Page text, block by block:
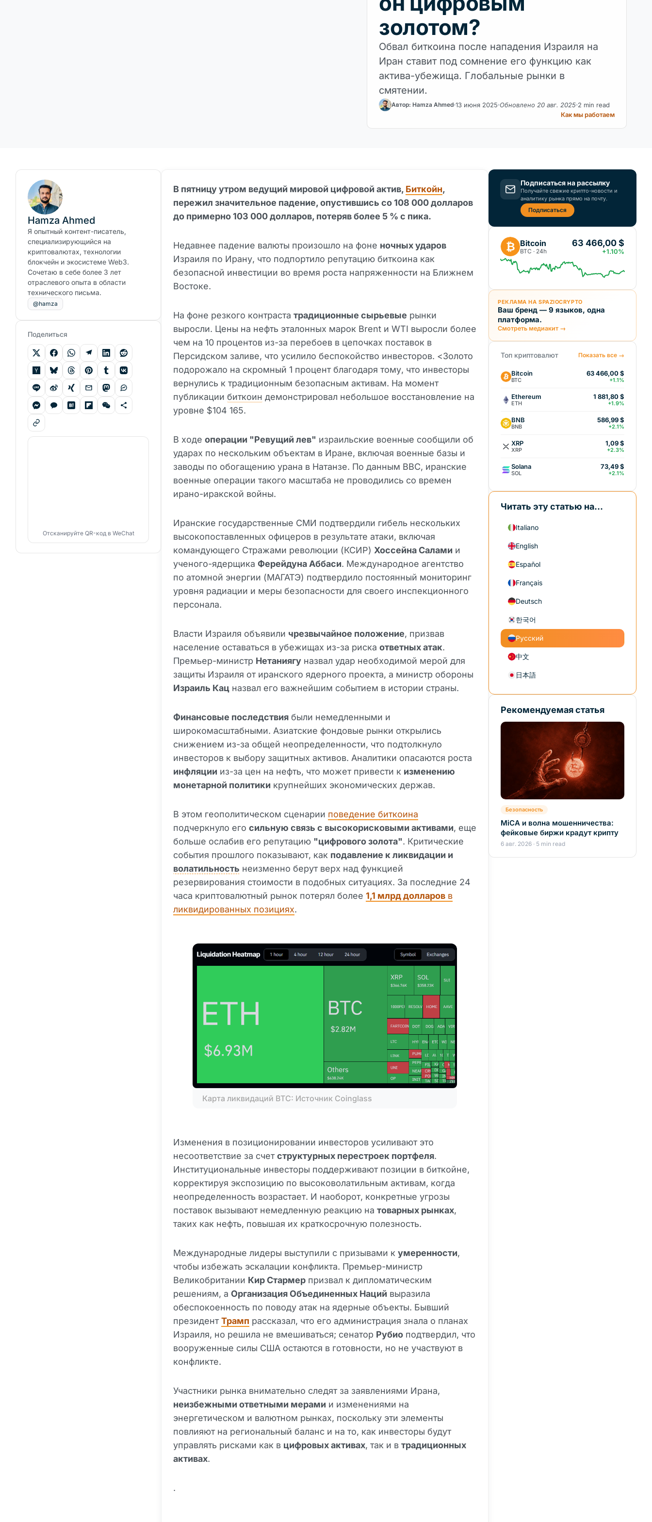
золотом?
Обвал биткоина после нападения Израиля на
Иран ставит под сомнение его функцию как
актива-убежища. Глобальные рынки в
смятении.
Автор: Hamza Ahmed 13 июня 2025 Обновлено 20 авг. 2025 2 min read
Как мы работаем
В пятницу утром ведущий мировой цифровой актив, Биткойн,
пережил значительное падение, опустившись со 108 000 долларов
до примерно 103 000 долларов, потеряв более 5 % с пика.
Недавнее падение валюты произошло на фоне ночных ударов
Израиля по Ирану, что подпортило репутацию биткоина как
безопасной инвестиции во время роста напряженности на Ближнем
Востоке.
На фоне резкого контраста традиционные сырьевые рынки
выросли. Цены на нефть эталонных марок Brent и WTI выросли более
чем на 10 процентов из-за перебоев в цепочках поставок в
Персидском заливе, что усилило беспокойство инвесторов. <Золото
подорожало на скромный 1 процент благодаря тому, что инвесторы
вернулись к традиционным безопасным активам. На момент
публикации биткоин демонстрировал небольшое восстановление на
уровне $104 165.
В ходе операции "Ревущий лев" израильские военные сообщили об
ударах по нескольким объектам в Иране, включая военные базы и
заводы по обогащению урана в Натанзе. По данным BBC, иранские
военные операции такого масштаба не проводились со времен
ирано-иракской войны.
Иранские государственные СМИ подтвердили гибель нескольких
высокопоставленных офицеров в результате атаки, включая
командующего Стражами революции (КСИР) Хоссейна Салами и
ученого-ядерщика Ферейдуна Аббаси. Международное агентство
по атомной энергии (МАГАТЭ) подтвердило постоянный мониторинг
уровня радиации и меры безопасности для своего инспекционного
персонала.
Власти Израиля объявили чрезвычайное положение, призвав
население оставаться в убежищах из-за риска ответных атак.
Премьер-министр Нетаниягу назвал удар необходимой мерой для
защиты Израиля от иранского ядерного проекта, а министр обороны
Израиль Кац назвал его важнейшим событием в истории страны.
Финансовые последствия были немедленными и
широкомасштабными. Азиатские фондовые рынки открылись
снижением из-за общей неопределенности, что подтолкнуло
инвесторов к выбору защитных активов. Аналитики опасаются роста
инфляции из-за цен на нефть, что может привести к изменению
монетарной политики крупнейших экономических держав.
В этом геополитическом сценарии поведение биткоина
подчеркнуло его сильную связь с высокорисковыми активами, еще
больше ослабив его репутацию "цифрового золота". Критические
события прошлого показывают, как подавление к ликвидации и
волатильность неизменно берут верх над функцией
резервирования стоимости в подобных ситуациях. За последние 24
часа криптовалютный рынок потерял более 1,1 млрд долларов в
ликвидированных позициях.
Карта ликвидаций BTC: Источник Coinglass
Изменения в позиционировании инвесторов усиливают это
несоответствие за счетструктурных перестроек портфеля.
Институциональные инвесторы поддерживают позиции в биткойне,
корректируя экспозицию по высоковолатильным активам, когда
неопределенность возрастает. И наоборот, конкретные угрозы
поставок вызывают немедленную реакцию на товарных рынках,
таких как нефть, повышая их краткосрочную полезность.
Международные лидеры выступили с призывами к умеренности,
чтобы избежать эскалации конфликта. Премьер-министр
Великобритании Кир Стармер призвал к дипломатическим
решениям, а Организация Объединенных Наций выразила
обеспокоенность по поводу атак на ядерные объекты. Бывший
президентТрамп рассказал, что его администрация знала о планах
Израиля, но решила не вмешиваться; сенатор Рубио подтвердил, что
вооруженные силы США остаются в готовности, но не участвуют в
конфликте.
Участники рынка внимательно следят за заявлениями Ирана,
неизбежными ответными мерами и изменениями на
энергетическом и валютном рынках, поскольку эти элементы
повлияют на региональный баланс и на то, как инвесторы будут
управлять рисками как в цифровых активах, так и в традиционных
активах.
.
Hamza Ahmed
Я опытный контент-писатель,
специализирующийся на
криптовалютах, технологии
блокчейн и экосистеме Web3.
Сочетаю в себе более 3 лет
отраслевого опыта в области
технического письма.
@hamza
Поделиться
Отсканируйте QR-код в WeChat
Подписаться на рассылку
Получайте свежие крипто-новости и
аналитику рынка прямо на почту.
Подписаться
₿ Bitcoin
BTC · 24h
63 466,00 $
+1.10%
РЕКЛАМА НА SPAZIOCRYPTO
Ваш бренд — 9 языков, одна
платформа.
Смотреть медиакит →
Топ криптовалют Показать все →
Bitcoin
BTC
63 466,00 $
+1.1%
Ethereum
ETH
1 881,80 $
+1.9%
BNB
BNB
586,99 $
+2.1%
XRP
XRP
1,09 $
+2.3%
Solana
SOL
73,49 $
+2.1%
Читать эту статью на...
Italiano
English
Español
Français
Deutsch
한국어
Русский
中文
日本語
Рекомендуемая статья
Безопасность
MiCA и волна мошенничества:
фейковые биржи крадут крипту
6 авг. 2026 · 5 min read